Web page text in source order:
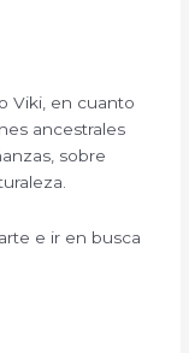
Viki, en cuanto
ancestrales
sobre
e ir en busca